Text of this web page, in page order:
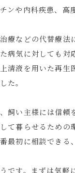
ンや内科疾患、高
療などの代替療法
病気に対しても対
清液を用いた再生
た。
飼い主様には信
て暮らせるための
最初に相談できる
です。まずは気軽